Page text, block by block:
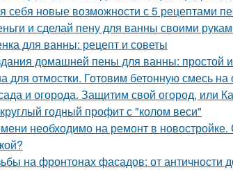
себя новые возможности с 5 рецептами
и сделай пену для ванны своими
для ванны: рецепт и советы
домашней пены для ванны: простой
для отмостки. Готовим бетонную смесь на
и огорода. Защитим свой огород, или
годный профит с "колом веси"
необходимо на ремонт в
на фронтонах фасадов: от античности